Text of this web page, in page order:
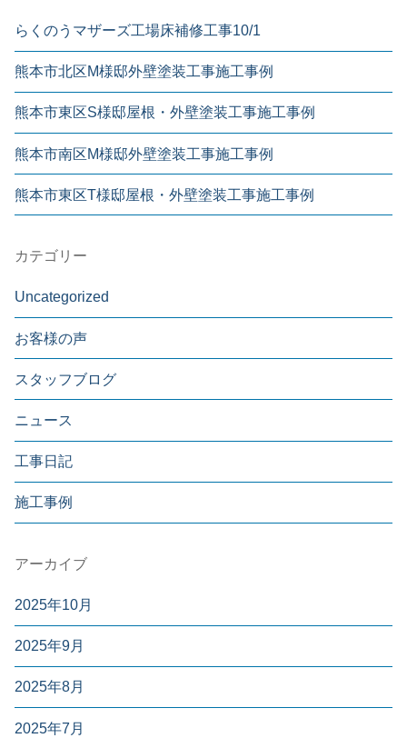
らくのうマザーズ工場床補修工事10/1
熊本市北区M様邸外壁塗装工事施工事例
熊本市東区S様邸屋根・外壁塗装工事施工事例
熊本市南区M様邸外壁塗装工事施工事例
熊本市東区T様邸屋根・外壁塗装工事施工事例
カテゴリー
Uncategorized
お客様の声
スタッフブログ
ニュース
工事日記
施工事例
アーカイブ
2025年10月
2025年9月
2025年8月
2025年7月